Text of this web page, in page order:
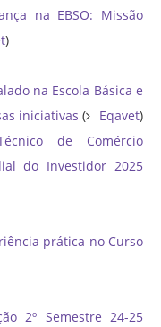
na EBSO: Missão
)
na Escola Básica e
iniciativas ( Eqavet)
de Comércio
do Investidor 2025
prática no Curso
2º Semestre 24-25